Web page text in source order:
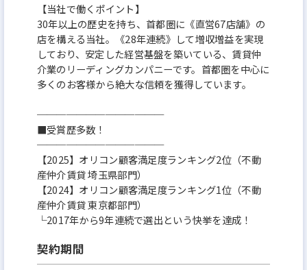
【当社で働くポイント】
30年以上の歴史を持ち、首都圏に《直営67店舗》の
店を構える当社。《28年連続》して増収増益を実現
しており、安定した経営基盤を築いている、賃貸仲
介業のリーディングカンパニーです。首都圏を中心に
多くのお客様から絶大な信頼を獲得しています。
─────────────
■受賞歴多数！
─────────────
【2025】オリコン顧客満足度ランキング2位（不動
産仲介賃貸 埼玉県部門）
【2024】オリコン顧客満足度ランキング1位（不動
産仲介賃貸 東京都部門）
└2017年から9年連続で選出という快挙を達成！
契約期間